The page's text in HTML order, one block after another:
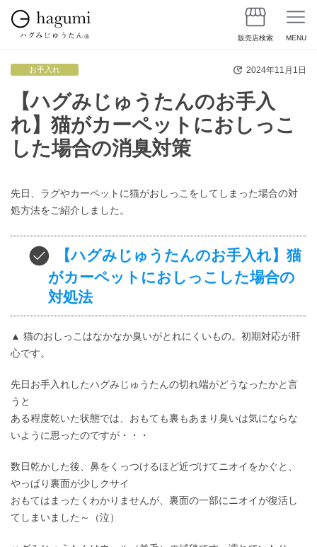
販売店検索 MENU
【ハグみじゅうたんのお手入
れ】猫がカーペットにおしっこ
した場合の消臭対策
お手入れ 2024年11月1日
先日、ラグやカーペットに猫がおしっこをしてしまった場合の対
処方法をご紹介しました。
【ハグみじゅうたんのお手入れ】猫
がカーペットにおしっこした場合の
対処法
▲ 猫のおしっこはなかなか臭いがとれにくいもの。初期対応が肝
心です。
先日お手入れしたハグみじゅうたんの切れ端がどうなったかと言
うと
ある程度乾いた状態では、おもても裏もあまり臭いは気にならな
いように思ったのですが・・・
数日乾かした後、鼻をくっつけるほど近づけてニオイをかぐと、
やっぱり裏面が少しクサイ
おもてはまったくわかりませんが、裏面の一部にニオイが復活し
てしまいました～（泣）